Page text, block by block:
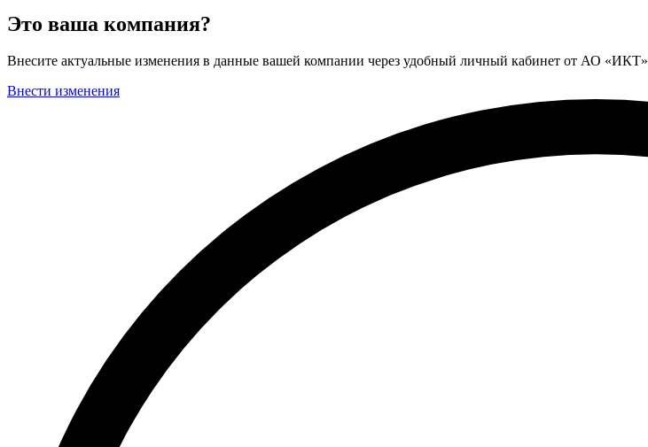
Это ваша компания?
Внесите актуальные изменения в данные вашей компании через удобный личный кабинет от АО «ИКТ»
Внести изменения